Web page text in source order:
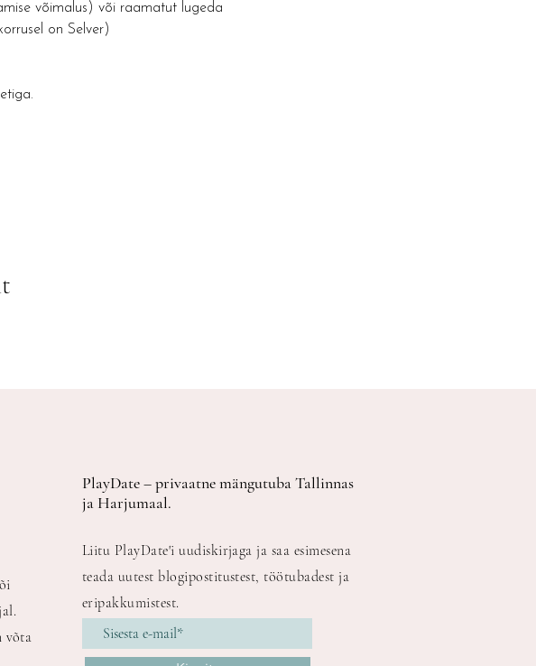
võimalus) või raamatut lugeda
on Selver)
PlayDate – privaatne mängutuba Tallinnas
ja Harjumaal.
võta
Liitu PlayDate'i uudiskirjaga ja saa esimesena
teada uutest blogipostitustest, töötubadest ja
eripakkumistest.